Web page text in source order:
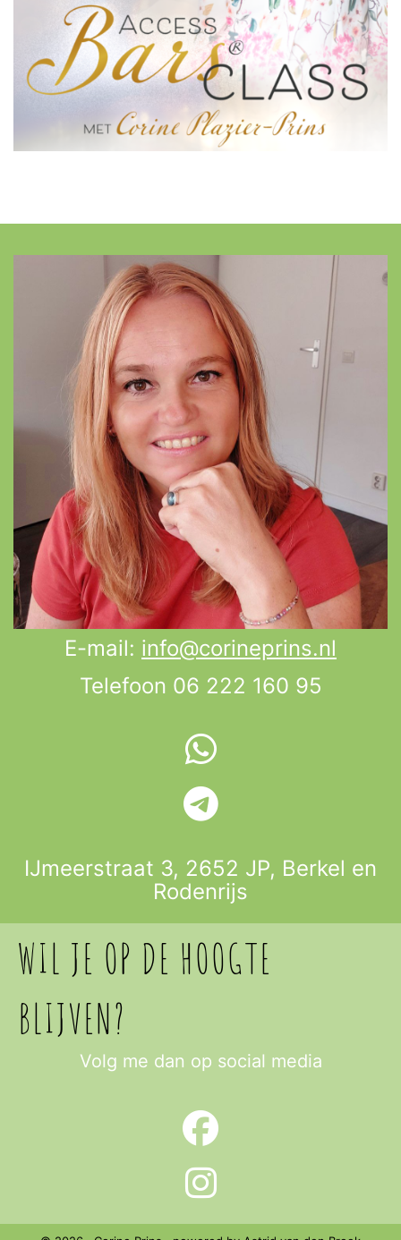
E-mail: info@corineprins.nl
Telefoon 06 222 160 95
IJmeerstraat 3, 2652 JP, Berkel en
Rodenrijs
WIL JE OP DE HOOGTE
BLIJVEN?
Volg me dan op social media